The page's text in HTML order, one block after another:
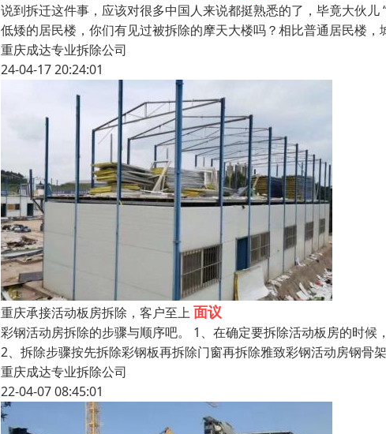
说到拆迁这件事，应该对很多中国人来说都挺熟悉的了，毕竟大伙
低矮的居民楼，你们有见过被拆除的摩天大楼吗？相比普通居民楼
重庆成达专业拆除公司
24-04-17 20:24:01
重庆承接活动板房拆除，客户至上 面议
彩钢活动房拆除的步骤与顺序吧。 1、在确定要拆除活动板房的时
2、拆除步骤按先拆除彩钢板再拆除门窗再拆除雅致彩钢活动房钢
重庆成达专业拆除公司
22-04-07 08:45:01